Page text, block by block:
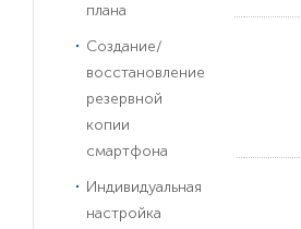
плана
Создание/
восстановление
резервной
копии
смартфона
Индивидуальная
настройка